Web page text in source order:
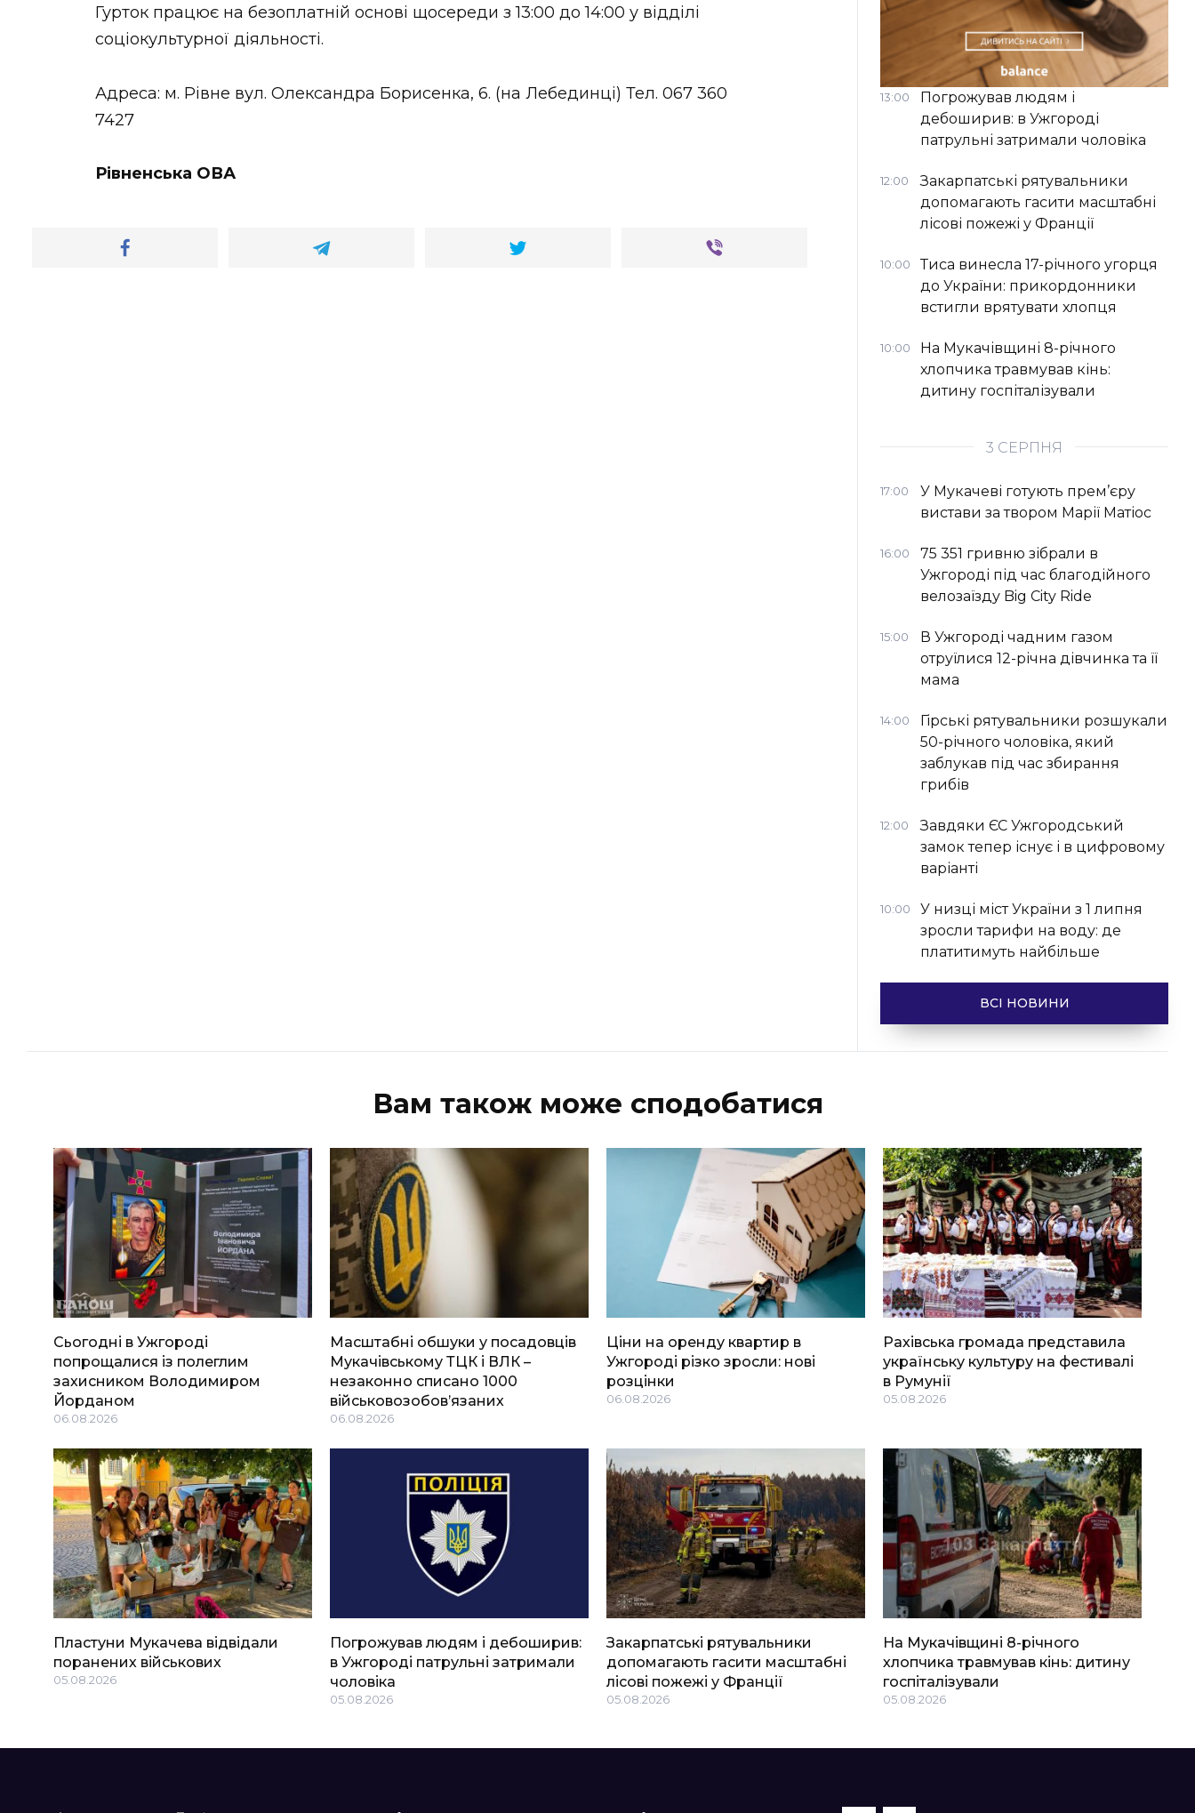
Гурток працює на безоплатній основі щосереди з 13:00 до 14:00 у відділі
соціокультурної діяльності.
Адреса: м. Рівне вул. Олександра Борисенка, 6. (на Лебединці) Тел. 067 360
7427
Рівненська ОВА
13:00
Погрожував людям і
дебоширив: в Ужгороді
патрульні затримали чоловіка
12:00
Закарпатські рятувальники
допомагають гасити масштабні
лісові пожежі у Франції
10:00
Тиса винесла 17-річного угорця
до України: прикордонники
встигли врятувати хлопця
10:00
На Мукачівщині 8-річного
хлопчика травмував кінь:
дитину госпіталізували
3 СЕРПНЯ
17:00
У Мукачеві готують прем’єру
вистави за твором Марії Матіос
16:00
75 351 гривню зібрали в
Ужгороді під час благодійного
велозаїзду Big Сity Ride
15:00
В Ужгороді чадним газом
отруїлися 12-річна дівчинка та її
мама
14:00
Гірські рятувальники розшукали
50-річного чоловіка, який
заблукав під час збирання
грибів
12:00
Завдяки ЄС Ужгородський
замок тепер існує і в цифровому
варіанті
10:00
У низці міст України з 1 липня
зросли тарифи на воду: де
платитимуть найбільше
ВСІ НОВИНИ
Вам також може сподобатися
Сьогодні в Ужгороді
попрощалися із полеглим
захисником Володимиром
Йорданом
06.08.2026
Масштабні обшуки у посадовців
Мукачівському ТЦК і ВЛК –
незаконно списано 1000
військовозобов’язаних
06.08.2026
Ціни на оренду квартир в
Ужгороді різко зросли: нові
розцінки
06.08.2026
Рахівська громада представила
українську культуру на фестивалі
в Румунії
05.08.2026
Пластуни Мукачева відвідали
поранених військових
05.08.2026
Погрожував людям і дебоширив:
в Ужгороді патрульні затримали
чоловіка
05.08.2026
Закарпатські рятувальники
допомагають гасити масштабні
лісові пожежі у Франції
05.08.2026
На Мукачівщині 8-річного
хлопчика травмував кінь: дитину
госпіталізували
05.08.2026